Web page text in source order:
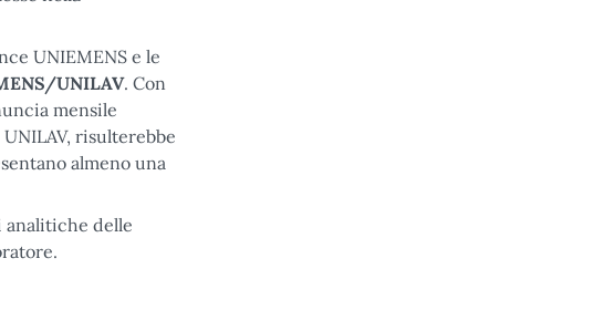
UNIEMENS e le
UNILAV. Con
mensile
risulterebbe
almeno una
analitiche delle